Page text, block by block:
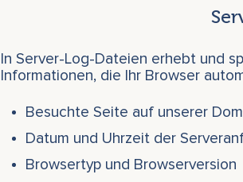
In Server-Log-Dateien erhebt und
Informationen, die Ihr Browser
Besuchte Seite auf unserer
Datum und Uhrzeit der
Browsertyp und Browserversion